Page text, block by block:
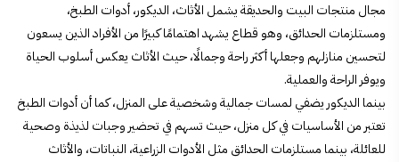
مجال منتجات البيت والحديقة يشمل الأثاث، الديكور، أدوات الطبخ،
ومستلزمات الحدائق، وهو قطاع يشهد اهتمامًا كبيرًا من الأفراد الذين يسعون
لتحسين منازلهم وجعلها أكثر راحة وجمالًا، حيث الأثاث يعكس أسلوب الحياة
ويوفر الراحة والعملية.
بينما الديكور يضفي لمسات جمالية وشخصية على المنزل، كما أن أدوات الطبخ
تعتبر من الأساسيات في كل منزل، حيث تسهم في تحضير وجبات لذيذة وصحية
للعائلة، بينما مستلزمات الحدائق مثل الأدوات الزراعية، النباتات، والأثاث